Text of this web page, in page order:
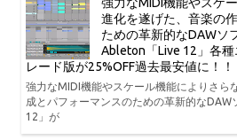
進化を遂げた、音楽の
ための革新的なDAWソ
Ableton「Live 12」各
レード版が25%OFF過去最安値に！！
強力なMIDI機能やスケール機能によりさら
成とパフォーマンスのための革新的な
12」が